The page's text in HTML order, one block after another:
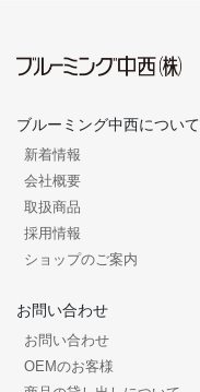
ブルーミング中西について
新着情報
会社概要
取扱商品
採用情報
ショップのご案内
お問い合わせ
お問い合わせ
OEMのお客様